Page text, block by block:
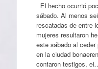
El hecho ocurrió
sábado. Al menos
rescatadas de entre
mujeres resultaron
este sábado al
en la ciudad
contaron testigos,